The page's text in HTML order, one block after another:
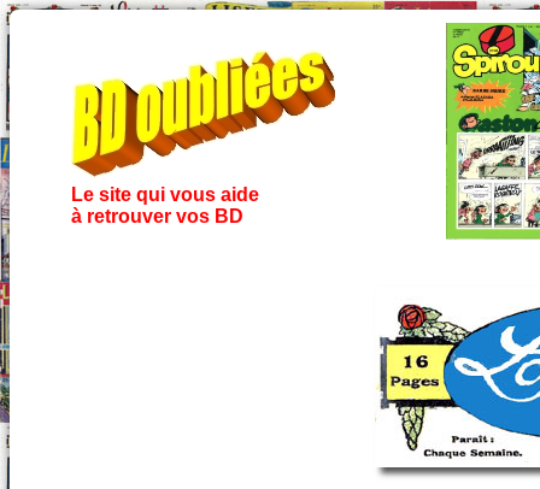
Le site qui vous aide
à retrouver vos BD